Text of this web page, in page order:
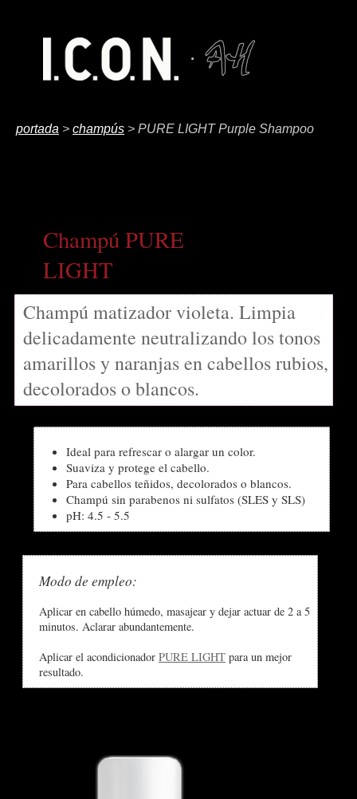
portada > champús > PURE LIGHT Purple Shampoo
Champú PURE
LIGHT
Champú matizador violeta. Limpia
delicadamente neutralizando los tonos
amarillos y naranjas en cabellos rubios,
decolorados o blancos.
Ideal para refrescar o alargar un color.
Suaviza y protege el cabello.
Para cabellos teñidos, decolorados o blancos.
Champú sin parabenos ni sulfatos (SLES y SLS)
pH: 4.5 - 5.5
Modo de empleo:
Aplicar en cabello húmedo, masajear y dejar actuar de 2 a 5
minutos. Aclarar abundantemente.
Aplicar el acondicionadorPURE LIGHT para un mejor
resultado.